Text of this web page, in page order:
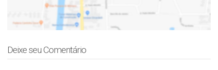
Deixe seu Comentário